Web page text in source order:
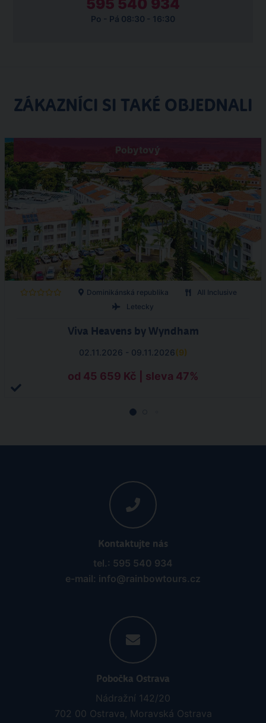
595 540 934
Po - Pá 08:30 - 16:30
ZÁKAZNÍCI SI TAKÉ OBJEDNALI
Pobytový
Dominikánská republika
All Inclusive
Letecky
Viva Heavens by Wyndham
02.11.2026 - 09.11.2026(9)
od 45 659 Kč | sleva 47%
Kontaktujte nás
tel.: 595 540 934
e-mail: info@rainbowtours.cz
Pobočka Ostrava
Nádražní 142/20
702 00 Ostrava, Moravská Ostrava